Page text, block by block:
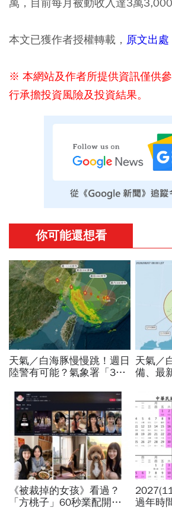
本文已獲作者授權轉載， 原文出處
※ 本網站及作者所提供資訊僅供
行承擔投資風險及投資結果。